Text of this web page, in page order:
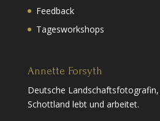
Feedback
Tagesworkshops
Annette Forsyth
Deutsche
Schottland lebt und arbeitet.